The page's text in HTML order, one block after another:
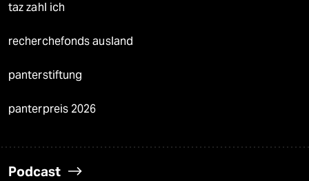
taz zahl ich
recherchefonds ausland
panterstiftung
panterpreis 2026
Podcast